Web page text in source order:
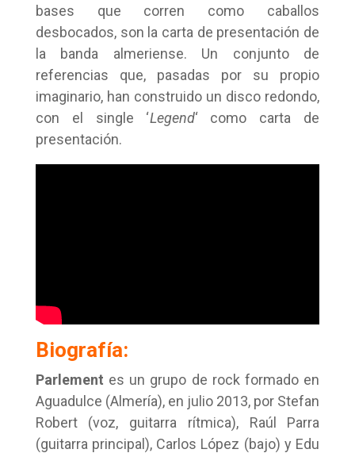
bases que corren como caballos
desbocados, son la carta de presentación de
la banda almeriense. Un conjunto de
referencias que, pasadas por su propio
imaginario, han construido un disco redondo,
con el single ‘Legend‘ como carta de
presentación.
Biografía:
Parlement es un grupo de rock formado en
Aguadulce (Almería), en julio 2013, por Stefan
Robert (voz, guitarra rítmica), Raúl Parra
(guitarra principal), Carlos López (bajo) y Edu